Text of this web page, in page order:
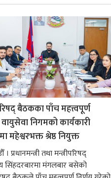
बैठकका पाँच महत्त्वपूर्ण
वायुसेवा निगमको कार्यकारी
महेश्वरभक्त श्रेष्ठ नियुक्त
। प्रधानमन्त्री तथा मन्त्रीपरिषद्
सिंहदरबारमा मंगलबार बसेको